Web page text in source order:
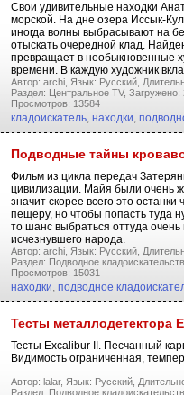
Свои удивительные находки
морской. На дне озера Иссык-
иногда волны выбрасывают на
отыскать очередной клад.
превращает в необыкновенные
времени. В каждую художник
Автор: archi, Язык: Русский,
Раздел: Центральное TV, Загружено:
Просмотров: 13584
кладоискатель, находки,
Подводные тайны
Фильм из цикла передач
цивилизации. Майя были очень
значит скорее всего это
пещеру, но чтобы попасть туда
то шанс выбраться оттуда
исчезнувшего народа.
Автор: archi, Язык: Русский,
Раздел: Подводное
Просмотров: 15031
находки, подводное
Тесты металлодетектора
Тесты Excalibur II. Песчанный
Видимость ограниченная,
Автор: lalar, Язык: Русский,
Раздел: Подводное